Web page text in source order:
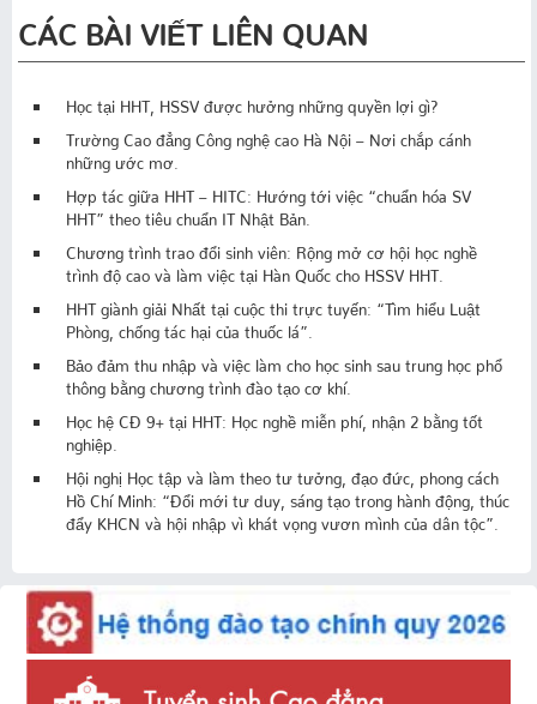
CÁC BÀI VIẾT LIÊN QUAN
Học tại HHT, HSSV được hưởng những quyền lợi gì?
Trường Cao đẳng Công nghệ cao Hà Nội – Nơi chắp cánh
những ước mơ.
Hợp tác giữa HHT – HITC: Hướng tới việc “chuẩn hóa SV
HHT” theo tiêu chuẩn IT Nhật Bản.
Chương trình trao đổi sinh viên: Rộng mở cơ hội học nghề
trình độ cao và làm việc tại Hàn Quốc cho HSSV HHT.
HHT giành giải Nhất tại cuộc thi trực tuyến: “Tìm hiểu Luật
Phòng, chống tác hại của thuốc lá”.
Bảo đảm thu nhập và việc làm cho học sinh sau trung học phổ
thông bằng chương trình đào tạo cơ khí.
Học hệ CĐ 9+ tại HHT: Học nghề miễn phí, nhận 2 bằng tốt
nghiệp.
Hội nghị Học tập và làm theo tư tưởng, đạo đức, phong cách
Hồ Chí Minh: “Đổi mới tư duy, sáng tạo trong hành động, thúc
đẩy KHCN và hội nhập vì khát vọng vươn mình của dân tộc”.